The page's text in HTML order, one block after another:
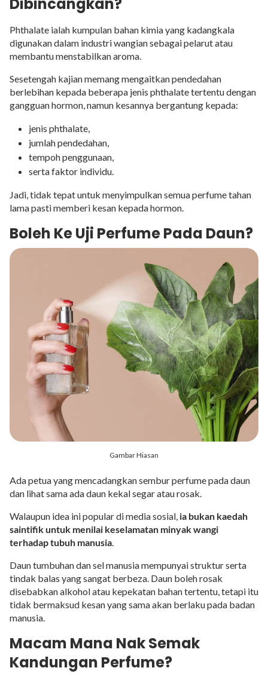
Phthalate ialah kumpulan bahan kimia yang kadangkala
digunakan dalam industri wangian sebagai pelarut atau
membantu menstabilkan aroma.
Sesetengah kajian memang mengaitkan pendedahan
berlebihan kepada beberapa jenis phthalate tertentu dengan
gangguan hormon, namun kesannya bergantung kepada:
jenis phthalate,
jumlah pendedahan,
tempoh penggunaan,
serta faktor individu.
Jadi, tidak tepat untuk menyimpulkan semua perfume tahan
lama pasti memberi kesan kepada hormon.
Boleh Ke Uji Perfume Pada Daun?
Gambar Hiasan
Ada petua yang mencadangkan sembur perfume pada daun
dan lihat sama ada daun kekal segar atau rosak.
Walaupun idea ini popular di media sosial, ia bukan kaedah
saintifik untuk menilai keselamatan minyak wangi
terhadap tubuh manusia.
Daun tumbuhan dan sel manusia mempunyai struktur serta
tindak balas yang sangat berbeza. Daun boleh rosak
disebabkan alkohol atau kepekatan bahan tertentu, tetapi itu
tidak bermaksud kesan yang sama akan berlaku pada badan
manusia.
Macam Mana Nak Semak
Kandungan Perfume?